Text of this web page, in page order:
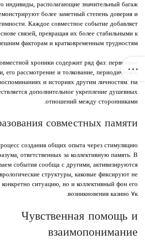
индивиды, располагающие значительный багаж
более заметный степень доверия и
Каждое совместное событие добавляет
связей, превращая их более стабильными к
факторам и кратковременным трудностям.
хроники содержит ряд фаз: первичное
его рассмотрение и толкование, периодическое
и историях другим личностям. На
дополнительное укрепление душевных
отношений между сторонниками.
совместных памяти
создания общих опыта через стимуляцию
ответственных за коллективную память. В
события сообща с другими, активизируются
структуры, каковые фиксируют не
ситуацию, но и коллективный фон его
возникновения казино ۷к.
Чувственная помощь и
взаимопонимание